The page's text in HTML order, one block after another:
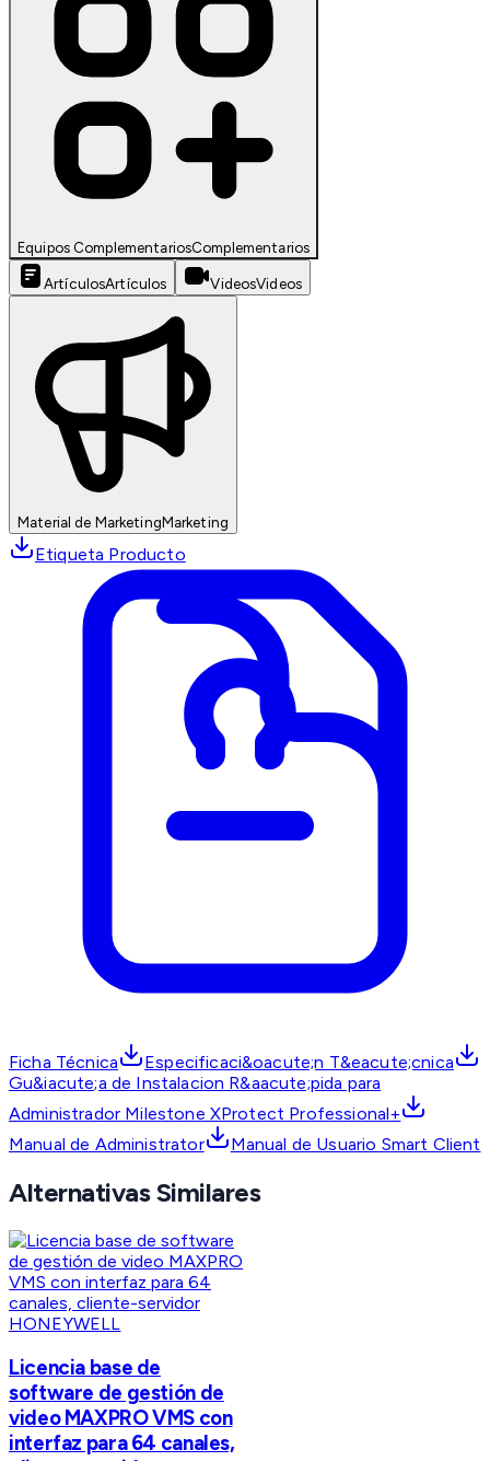
Equipos ComplementariosComplementarios
ArtículosArtículos VideosVideos
Material de MarketingMarketing
Etiqueta Producto
Ficha Técnica
Especificaci&oacute;n T&eacute;cnica
Gu&iacute;a de Instalacion R&aacute;pida para
Administrador Milestone XProtect Professional+
Manual de Administrator
Manual de Usuario Smart Client
Alternativas Similares
HONEYWELL
Licencia base de
software de gestión de
video MAXPRO VMS con
interfaz para 64 canales,